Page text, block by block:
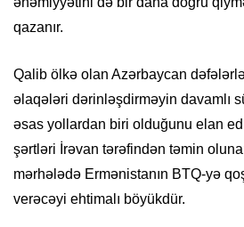
qazanır.
Qalib ölkə olan Azərbaycan
əlaqələri dərinləşdirməyin davamlı
əsas yollardan biri olduğunu elan
şərtləri İrəvan tərəfindən təmin
mərhələdə Ermənistanın BTQ-yə
verəcəyi ehtimalı böyükdür.